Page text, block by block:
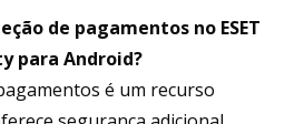
de pagamentos no ESET
para Android?
é um recurso